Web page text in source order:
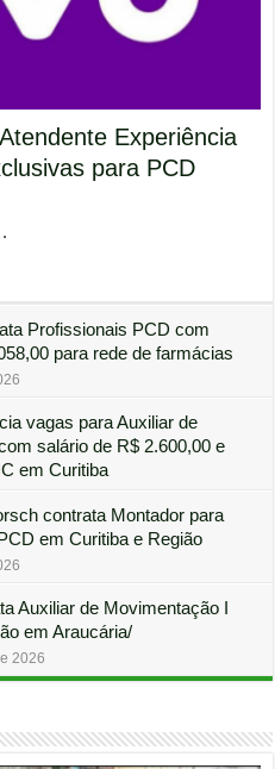
Experiência
para PCD
Profissionais PCD com
para rede de farmácias
vagas para Auxiliar de
salário de R$ 2.600,00 e
em Curitiba
contrata Montador para
em Curitiba e Região
Auxiliar de Movimentação I
em Araucária/
2026